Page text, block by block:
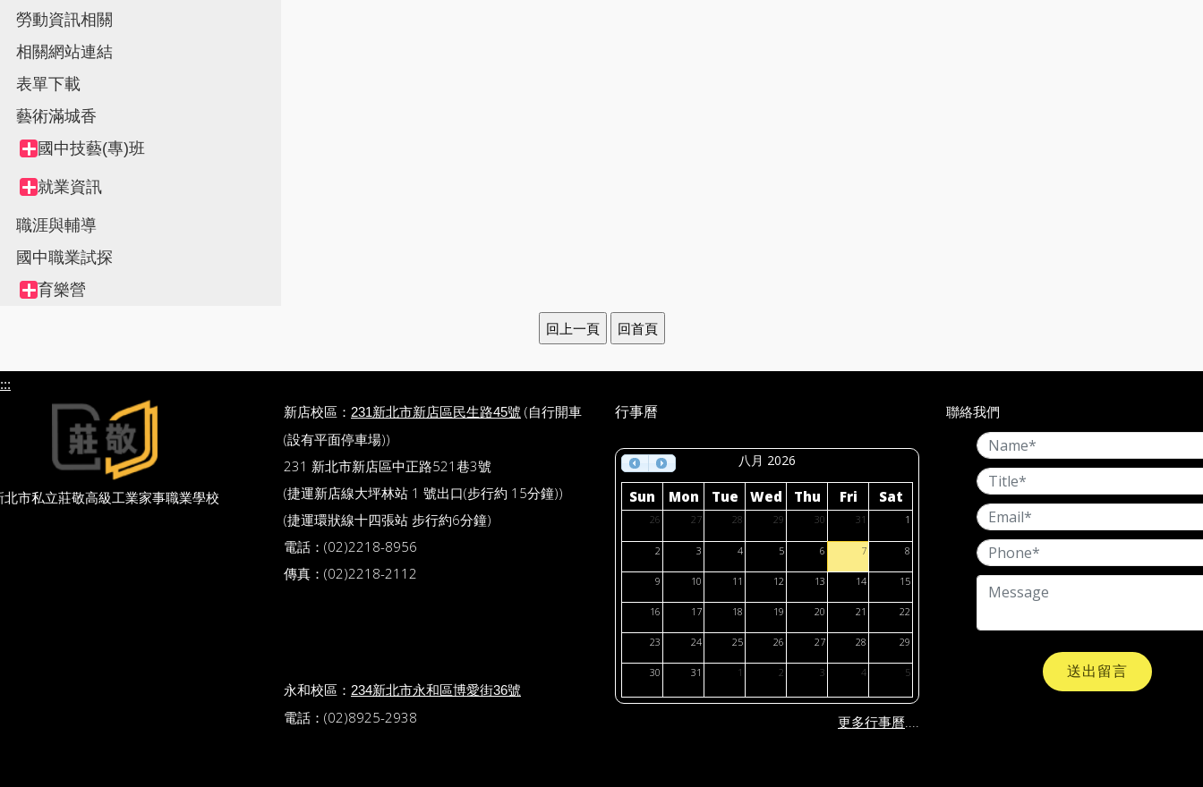
node
勞動資訊相關
相關網站連結
表單下載
藝術滿城香
Collapse
node
國中技藝(專)班
Collapse
node
就業資訊
職涯與輔導
國中職業試探
Collapse
育樂營
:::
北市私立莊敬高級工業家事職業學校
新店校區： 231新北市新店區民生路45號 (自行開車
(設有平面停車場))
231 新北市新店區中正路521巷3號
(捷運新店線大坪林站 1 號出口(步行約 15分鐘))
(捷運環狀線十四張站 步行約6分鐘)
電話：(02)2218-8956
傳真：(02)2218-2112
永和校區： 234新北市永和區博愛街36號
電話：(02)8925-2938
行事曆
八月 2026
Sun Mon Tue Wed Thu Fri Sat
26 27 28 29 30 31 1
2 3 4 5 6 7 8
9 10 11 12 13 14 15
16 17 18 19 20 21 22
23 24 25 26 27 28 29
30 31 1 2 3 4 5
更多行事曆....
聯絡我們
送出留言